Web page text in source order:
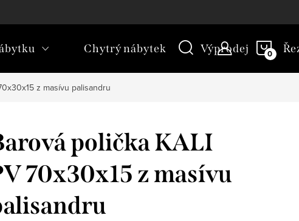
Chytrý nábytek Výprodej
z masívu palisandru
polička KALI
70x30x15 z masívu